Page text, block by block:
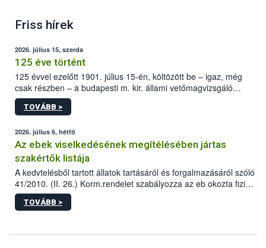
Friss hírek
2026. július 15, szerda
125 éve történt
125 évvel ezelőtt 1901. július 15-én, költözött be – igaz, még
csak részben – a budapesti m. kir. állami vetőmagvizsgáló
állomás a Kis Rókus utca 15. szám alatti, Czigler Győző által
tervezett új épületébe.
TOVÁBB >
2026. július 6, hétfő
Az ebek viselkedésének megítélésében jártas
szakértők listája
A kedvtelésből tartott állatok tartásáról és forgalmazásáról szóló
41/2010. (II. 26.) Korm.rendelet szabályozza az eb okozta fizikai
sérülés, illetve ennek veszélye keletkezésekor felmerülő
hatósági feladatokat, valamint a veszélyes eb tartását és annak
TOVÁBB >